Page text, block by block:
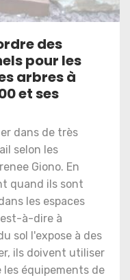
des
pour les
arbres à
et ses
dans de très
selon les
Giono. En
quand ils sont
les espaces
à-dire à
sol l'expose à des
ils doivent utiliser
les équipements de